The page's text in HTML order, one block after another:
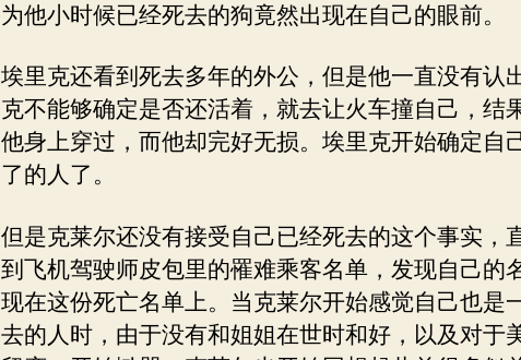
为他小时候已经死去的狗竟然出现在自己的眼前。
埃里克还看到死去多年的外公，但是他一直没有认
克不能够确定是否还活着，就去让火车撞自己，结
他身上穿过，而他却完好无损。埃里克开始确定自
了的人了。
但是克莱尔还没有接受自己已经死去的这个事实，
到飞机驾驶师皮包里的罹难乘客名单，发现自己的
现在这份死亡名单上。当克莱尔开始感觉自己也是
去的人时，由于没有和姐姐在世时和好，以及对于